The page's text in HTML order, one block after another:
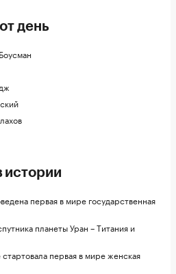
день
истории
первая в мире государственная
планеты Уран – Титания и
первая в мире женская